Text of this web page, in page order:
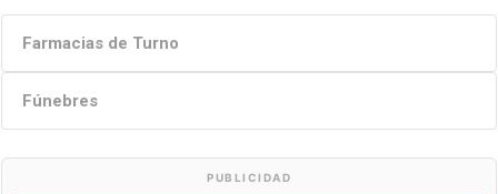
Farmacias de Turno
Fúnebres
PUBLICIDAD